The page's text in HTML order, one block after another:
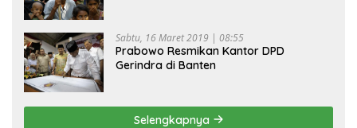
Sabtu, 16 Maret 2019 | 08:55
Prabowo Resmikan Kantor DPD
Gerindra di Banten
Selengkapnya